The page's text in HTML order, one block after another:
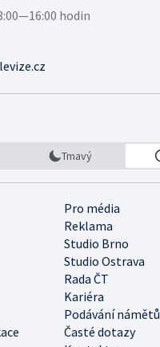
hodin
Tmavý
Pro média
Reklama
Studio Brno
Studio Ostrava
Rada ČT
Kariéra
Podávání námětů
Časté dotazy